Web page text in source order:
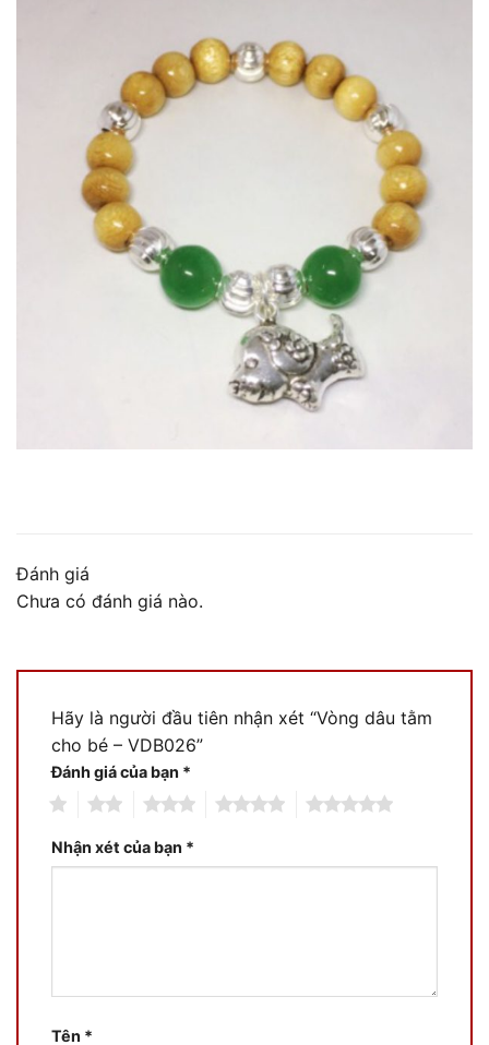
Đánh giá
Chưa có đánh giá nào.
Hãy là người đầu tiên nhận xét “Vòng dâu tằm
cho bé – VDB026”
Đánh giá của bạn *
Nhận xét của bạn *
Tên *